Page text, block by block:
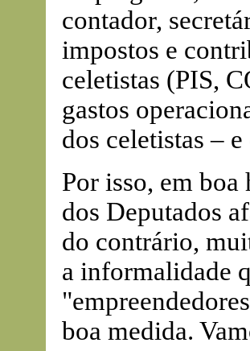
contador,
impostos e
celetistas (PIS,
gastos
dos celetistas –
Por isso, em
dos Deputados
do contrário,
a informalidade
boa medida.